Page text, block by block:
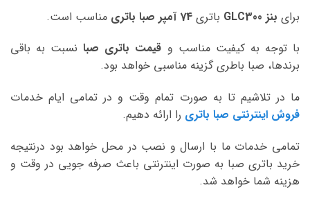
برای بنز GLC300 باتری باتری مناسب است.
با توجه به کیفیت مناسب و قیمت باتری صبانسبت به باقی
برندها، صبا باطری گزینه مناسبی خواهد بود.
ما در تلاشیم تا به صورت تمام وقت و در تمامی ایام خدمات
فروش اینترنتی صبا باتری را ارائه دهیم.
تمامی خدمات ما با ارسال و نصب در محل خواهد بود درنتیجه
خرید باتری صبا به صورت اینترنتی باعث صرفه جویی در وقت و
هزینه شما خواهد شد.